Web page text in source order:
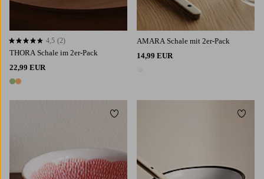
THORA Schale im 2er-Pack
22,99 EUR
2 Farben
4,5 basierend auf 2 Bewertungen
4,5 (2)
AMARA Schale mit 2er-Pack
14,99 EUR
Zu Favoriten hinzufügen Zu